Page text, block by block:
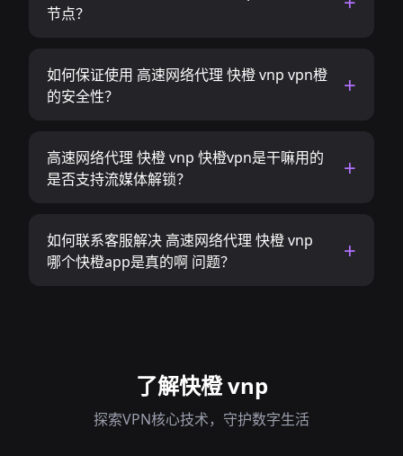
节点？
如何保证使用 高速网络代理 快橙 vnp vpn橙
的安全性？
高速网络代理 快橙 vnp 快橙vpn是干嘛用的
是否支持流媒体解锁？
如何联系客服解决 高速网络代理 快橙 vnp
哪个快橙app是真的啊 问题？
了解快橙 vnp
探索VPN核心技术，守护数字生活